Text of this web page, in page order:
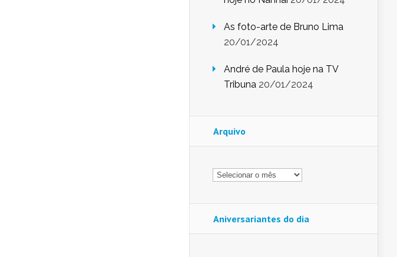
As foto-arte de Bruno Lima
20/01/2024
André de Paula hoje na TV
Tribuna 20/01/2024
Arquivo
Arquivo
Aniversariantes do dia